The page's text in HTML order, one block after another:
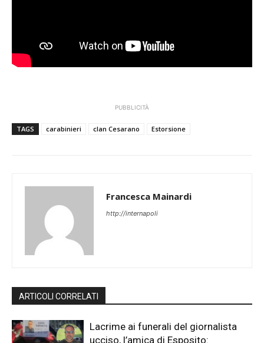
PUBBLICITÀ
TAGS carabinieri clan Cesarano Estorsione
Francesca Mainardi
http://internapoli
ARTICOLI CORRELATI
Lacrime ai funerali del giornalista
ucciso, l’amica di Esposito: